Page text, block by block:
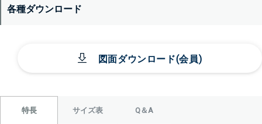
各種ダウンロード
図面ダウンロード(会員)
特長 サイズ表 Q＆A